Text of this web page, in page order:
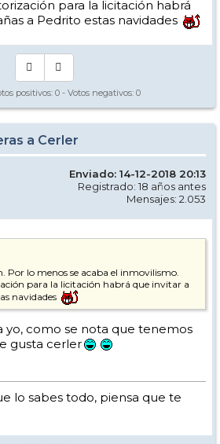
para la licitación habrá
a Pedrito estas navidades
positivos: 0 - Votos negativos: 0
a Cerler
Enviado: 14-12-2018 20:13
Registrado: 18 años antes
Mensajes: 2.053
Por lo menos se acaba el inmovilismo.
para la licitación habrá que invitar a
navidades
yo, como se nota que tenemos
gusta cerler
lo sabes todo, piensa que te